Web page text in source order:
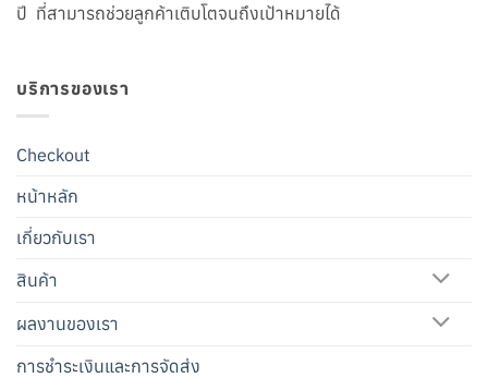
ปี ที่สามารถช่วยลูกค้าเติบโตจนถึงเป้าหมายได้
บริการของเรา
Checkout
หน้าหลัก
เกี่ยวกับเรา
สินค้า
ผลงานของเรา
การชำระเงินและการจัดส่ง